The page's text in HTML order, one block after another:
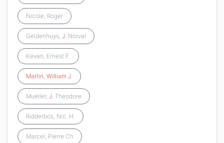
Nicole, Roger
Geldenhuys, J. Norval
Kevan, Ernest F.
Martin, William J.
Mueller, J. Theodore
Ridderbos, Nic. H.
Marcel, Pierre Ch